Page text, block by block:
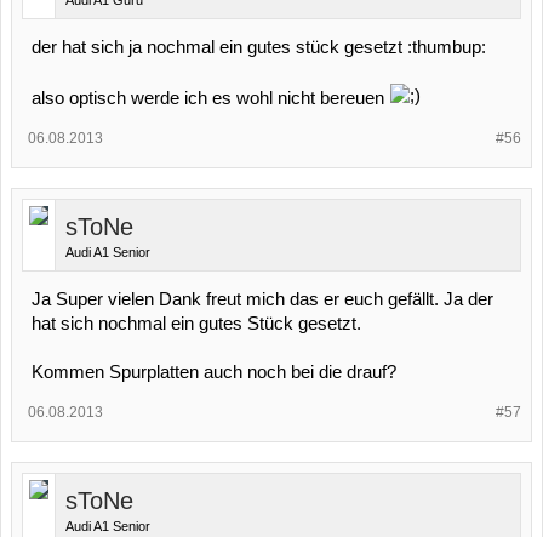
der hat sich ja nochmal ein gutes stück gesetzt :thumbup:
also optisch werde ich es wohl nicht bereuen
#56
06.08.2013
sToNe
Audi A1 Senior
Ja Super vielen Dank freut mich das er euch gefällt. Ja der
hat sich nochmal ein gutes Stück gesetzt.
Kommen Spurplatten auch noch bei die drauf?
#57
06.08.2013
sToNe
Audi A1 Senior